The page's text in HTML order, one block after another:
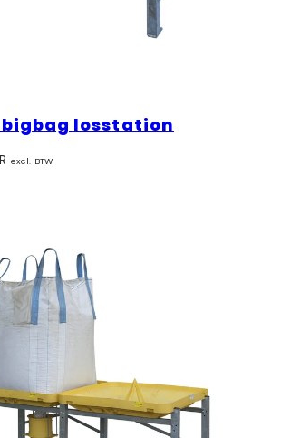
losstation
excl. BTW